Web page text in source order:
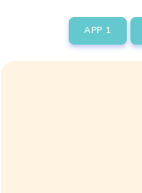
APP 1